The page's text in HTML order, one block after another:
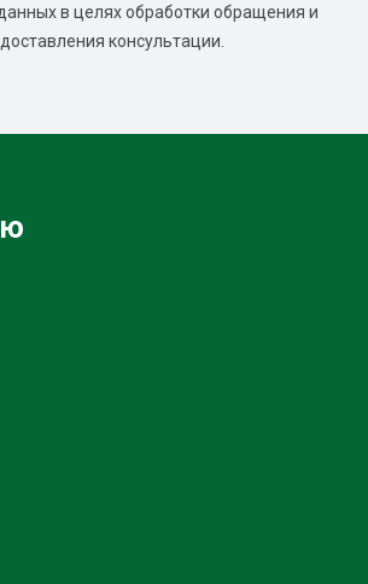
в целях обработки обращения и
консультации.